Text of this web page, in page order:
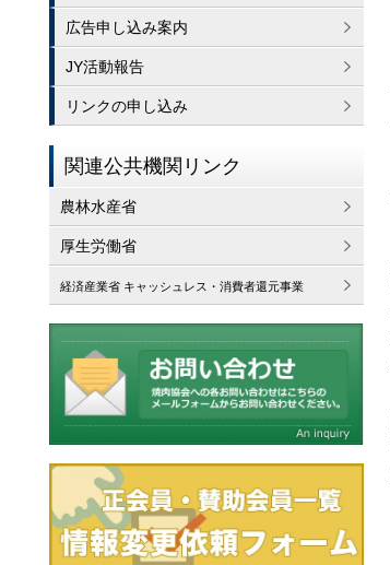
広告申し込み案内
JY活動報告
リンクの申し込み
関連公共機関リンク
農林水産省
厚生労働省
経済産業省 キャッシュレス・消費者還元事業